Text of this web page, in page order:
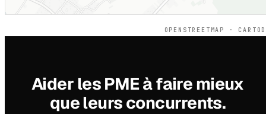
OPENSTREETMAP ·
Aider les PME à faire mieux
que leurs concurrents.